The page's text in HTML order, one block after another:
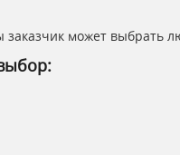
может выбрать